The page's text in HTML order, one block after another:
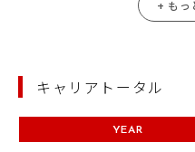
+ もっ
キャリアトータル
YEAR